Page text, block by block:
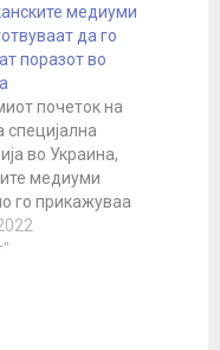
медиуми
да го
поразот во
почеток на
специјална
во Украина,
медиуми
го прикажуваа
се случува во
светло,